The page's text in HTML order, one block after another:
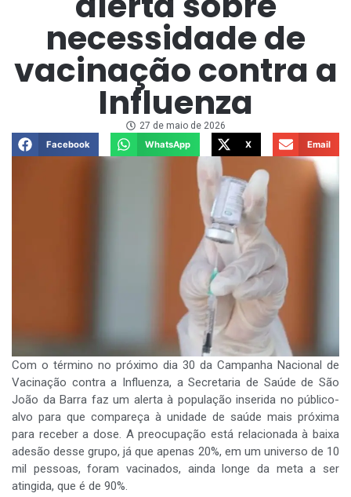
necessidade de
vacinação contra a
Influenza
27 de maio de 2026
Facebook
WhatsApp X Email
Com o término no próximo dia 30 da Campanha Nacional de
Vacinação contra a Influenza, a Secretaria de Saúde de São
João da Barra faz um alerta à população inserida no público-
alvo para que compareça à unidade de saúde mais próxima
para receber a dose. A preocupação está relacionada à baixa
adesão desse grupo, já que apenas 20%, em um universo de 10
mil pessoas, foram vacinados, ainda longe da meta a ser
atingida, que é de 90%.